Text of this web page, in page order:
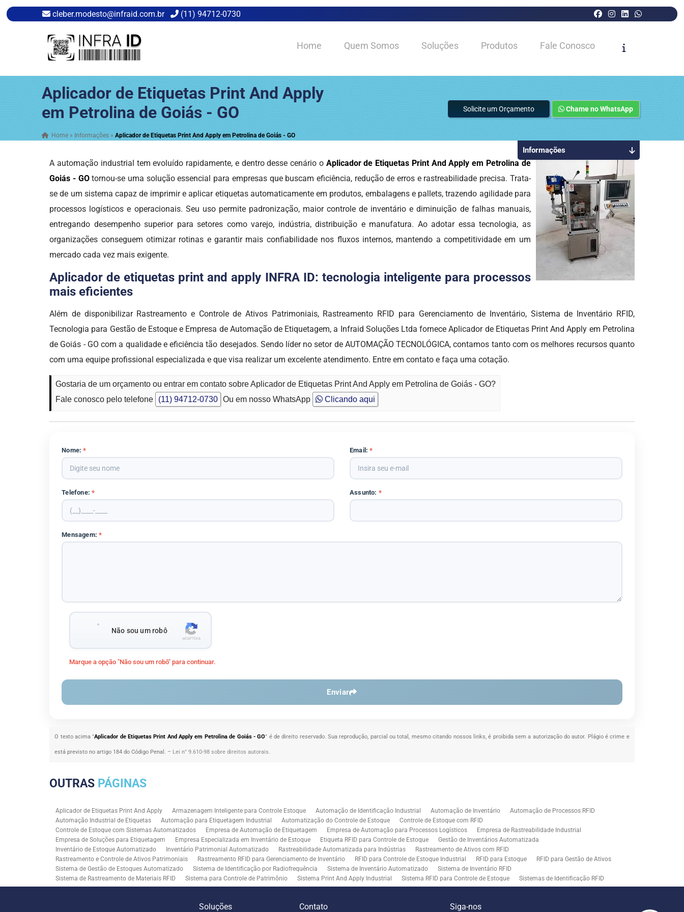
cleber.modesto@infraid.com.br (11) 94712-0730
Home Quem Somos Soluções Produtos Fale Conosco
Aplicador de Etiquetas Print And Apply
em Petrolina de Goiás - GO
Home » Informações »Aplicador de Etiquetas Print And Apply em Petrolina de Goiás - GO
Solicite um Orçamento Chame no WhatsApp
A automação industrial tem evoluído rapidamente, e dentro desse cenário o Aplicador de Etiquetas Print And Apply em Petrolina de
Goiás - GOtornou-se uma solução essencial para empresas que buscam eficiência, redução de erros e rastreabilidade precisa. Trata-
se de um sistema capaz de imprimir e aplicar etiquetas automaticamente em produtos, embalagens e pallets, trazendo agilidade para
processos logísticos e operacionais. Seu uso permite padronização, maior controle de inventário e diminuição de falhas manuais,
entregando desempenho superior para setores como varejo, indústria, distribuição e manufatura. Ao adotar essa tecnologia, as
organizações conseguem otimizar rotinas e garantir mais confiabilidade nos fluxos internos, mantendo a competitividade em um
mercado cada vez mais exigente.
Aplicador de etiquetas print and apply INFRA ID: tecnologia inteligente para processos
mais eficientes
Além de disponibilizar Rastreamento e Controle de Ativos Patrimoniais, Rastreamento RFID para Gerenciamento de Inventário, Sistema de Inventário RFID,
Tecnologia para Gestão de Estoque e Empresa de Automação de Etiquetagem, a Infraid Soluções Ltda fornece Aplicador de Etiquetas Print And Apply em Petrolina
de Goiás - GO com a qualidade e eficiência tão desejados. Sendo líder no setor de AUTOMAÇÃO TECNOLÓGICA, contamos tanto com os melhores recursos quanto
com uma equipe profissional especializada e que visa realizar um excelente atendimento. Entre em contato e faça uma cotação.
Gostaria de um orçamento ou entrar em contato sobre Aplicador de Etiquetas Print And Apply em Petrolina de Goiás - GO?
Fale conosco pelo telefone
(11) 94712-0730 Ou em nosso WhatsApp Clicando aqui
Nome:* Email:*
Telefone:* Assunto: *
Mensagem:*
Não sou um robô
Marque a opção "Não sou um robô" para continuar.
Enviar
O texto acima "Aplicador de Etiquetas Print And Apply em Petrolina de Goiás - GO" é de direito reservado. Sua reprodução, parcial ou total, mesmo citando nossos links, é proibida sem a autorização do autor. Plágio é crime e
está previsto no artigo 184 do Código Penal. – Lei n° 9.610-98 sobre direitos autorais.
Informações
OUTRAS PÁGINAS
Aplicador de Etiquetas Print And Apply Armazenagem Inteligente para Controle Estoque Automação de Identificação Industrial Automação de Inventário
Automação de Processos RFID
Automação Industrial de Etiquetas
Automação para Etiquetagem Industrial Automatização do Controle de Estoque
Controle de Estoque com RFID
Controle de Estoque com Sistemas Automatizados
Empresa de Automação de Etiquetagem Empresa de Automação para Processos Logísticos
Empresa de Rastreabilidade Industrial
Empresa de Soluções para Etiquetagem
Empresa Especializada em Inventário de Estoque Etiqueta RFID para Controle de Estoque
Gestão de Inventários Automatizada
Inventário de Estoque Automatizado
Inventário Patrimonial Automatizado Rastreabilidade Automatizada para Indústrias
Rastreamento de Ativos com RFID
Rastreamento e Controle de Ativos Patrimoniais
Rastreamento RFID para Gerenciamento de Inventário RFID para Controle de Estoque Industrial RFID para Estoque
RFID para Gestão de Ativos
Sistema de Gestão de Estoques Automatizado
Sistema de Identificação por Radiofrequência Sistema de Inventário Automatizado
Sistema de Inventário RFID
Sistema de Rastreamento de Materiais RFID
Sistema para Controle de Patrimônio Sistema Print And Apply Industrial Sistema RFID para Controle de Estoque
Sistemas de Identificação RFID
Solução RFID para Controle Patrimonial Industrial
Solução RFID para Indústria Soluções de Impressão e Aplicação de Etiquetas
Soluções em Rastreamento RFID
Tecnologia de Middleware para Integração Tecnologia de Middleware e Ferramentas para Integração Middleware para Integração de Sistemas
Soluções Contato Siga-nos